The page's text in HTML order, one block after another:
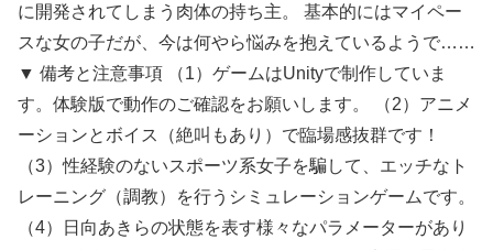
に開発されてしまう肉体の持ち主。 基本的にはマイペー
スな女の子だが、今は何やら悩みを抱えているようで……
▼ 備考と注意事項 （1）ゲームはUnityで制作していま
す。体験版で動作のご確認をお願いします。 （2）アニメ
ーションとボイス（絶叫もあり）で臨場感抜群です！
（3）性経験のないスポーツ系女子を騙して、エッチなト
レーニング（調教）を行うシミュレーションゲームです。
（4）日向あきらの状態を表す様々なパラメーターがあり